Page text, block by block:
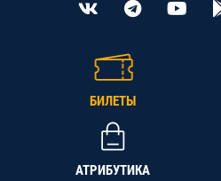
БИЛЕТЫ
АТРИБУТИКА